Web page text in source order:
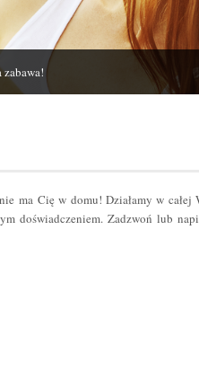
ma Cię w domu! Działamy w całej
doświadczeniem. Zadzwoń lub